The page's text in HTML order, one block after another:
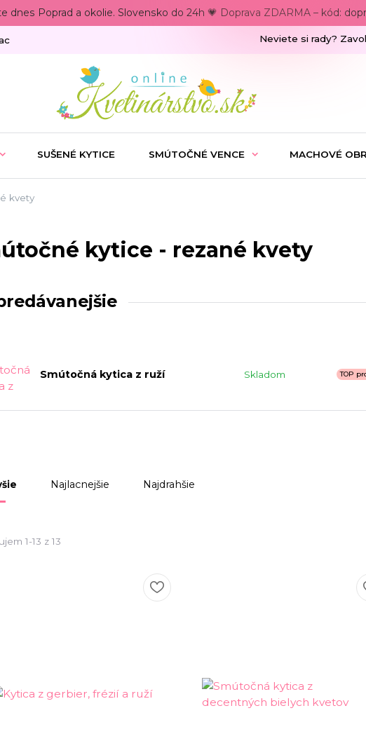
dnes Poprad a okolie. Slovensko do 24h 💗 Doprava ZDARMA – kód:
Neviete si rady?
SUŠENÉ KYTICE SMÚTOČNÉ VENCE MACHOVÉ
kvety
kytice - rezané kvety
Smútočná kytica z ruží Skladom TOP
Najlacnejšie Najdrahšie
1-13 z 13